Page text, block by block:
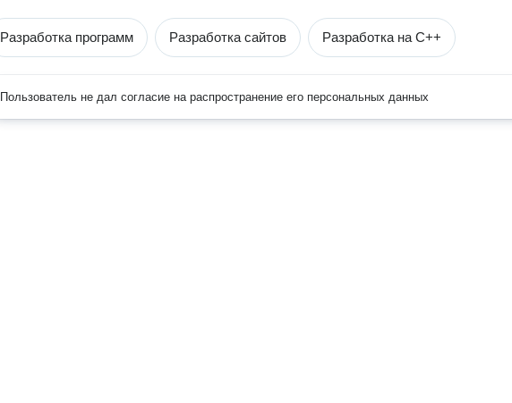
Разработка программ Разработка сайтов Разработка на С++
Пользователь не дал согласие на распространение его персональных данных